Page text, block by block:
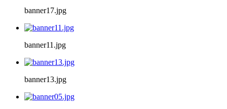
banner17.jpg
banner11.jpg
banner13.jpg